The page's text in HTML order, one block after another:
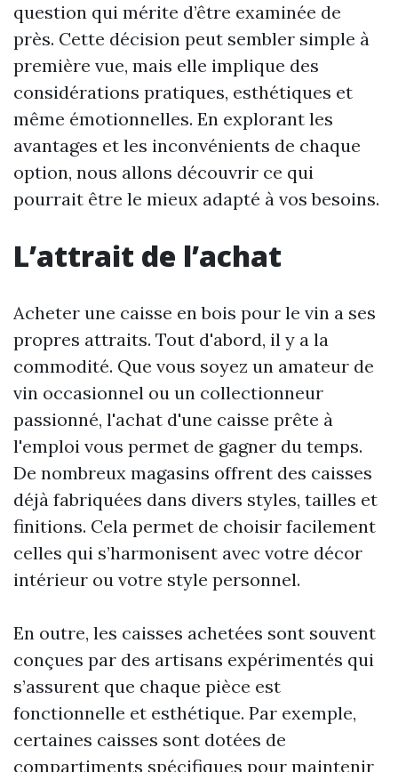
question qui mérite d’être examinée de
près. Cette décision peut sembler simple à
première vue, mais elle implique des
considérations pratiques, esthétiques et
même émotionnelles. En explorant les
avantages et les inconvénients de chaque
option, nous allons découvrir ce qui
pourrait être le mieux adapté à vos besoins.
L’attrait de l’achat
Acheter une caisse en bois pour le vin a ses
propres attraits. Tout d'abord, il y a la
commodité. Que vous soyez un amateur de
vin occasionnel ou un collectionneur
passionné, l'achat d'une caisse prête à
l'emploi vous permet de gagner du temps.
De nombreux magasins offrent des caisses
déjà fabriquées dans divers styles, tailles et
finitions. Cela permet de choisir facilement
celles qui s’harmonisent avec votre décor
intérieur ou votre style personnel.
En outre, les caisses achetées sont souvent
conçues par des artisans expérimentés qui
s’assurent que chaque pièce est
fonctionnelle et esthétique. Par exemple,
certaines caisses sont dotées de
compartiments spécifiques pour maintenir